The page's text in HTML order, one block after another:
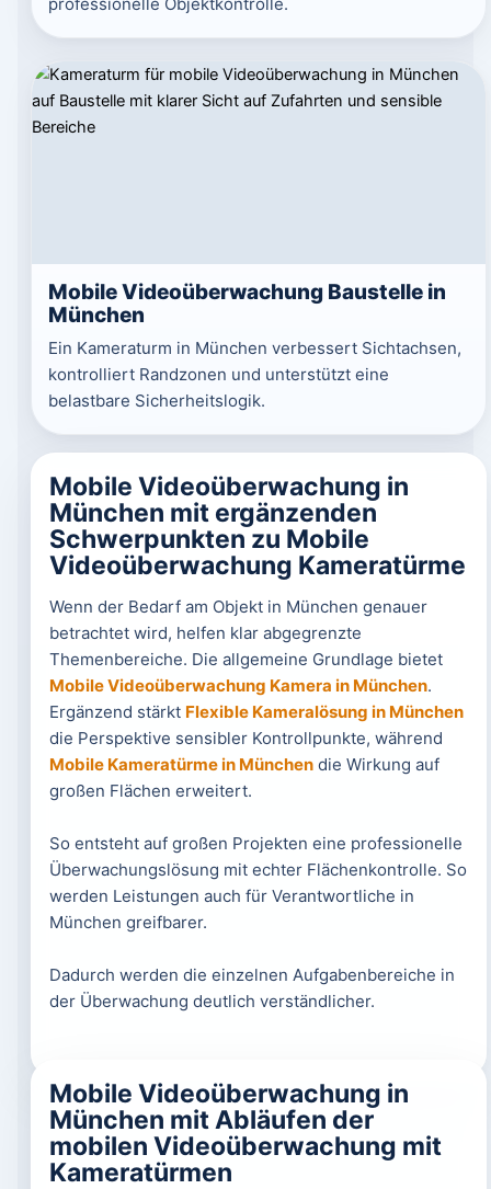
Mobile Videoüberwachung Baustelle in
München
Ein Kameraturm in München verbessert Sichtachsen,
kontrolliert Randzonen und unterstützt eine
belastbare Sicherheitslogik.
Mobile Videoüberwachung in
München mit ergänzenden
Schwerpunkten zu Mobile
Videoüberwachung Kameratürme
Wenn der Bedarf am Objekt in München genauer
betrachtet wird, helfen klar abgegrenzte
Themenbereiche. Die allgemeine Grundlage bietet
Mobile Videoüberwachung Kamera in München.
Ergänzend stärkt Flexible Kameralösung in München
die Perspektive sensibler Kontrollpunkte, während
Mobile Kameratürme in Münchendie Wirkung auf
großen Flächen erweitert.
So entsteht auf großen Projekten eine professionelle
Überwachungslösung mit echter Flächenkontrolle. So
werden Leistungen auch für Verantwortliche in
München greifbarer.
Dadurch werden die einzelnen Aufgabenbereiche in
der Überwachung deutlich verständlicher.
Mobile Videoüberwachung in
München mit Abläufen der
mobilen Videoüberwachung mit
Kameratürmen